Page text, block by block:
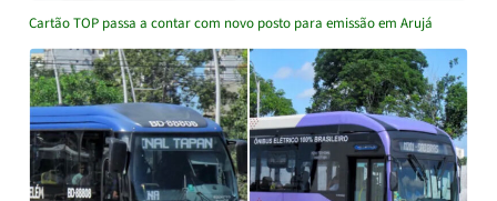
Cartão TOP passa a contar com novo posto para emissão em Arujá